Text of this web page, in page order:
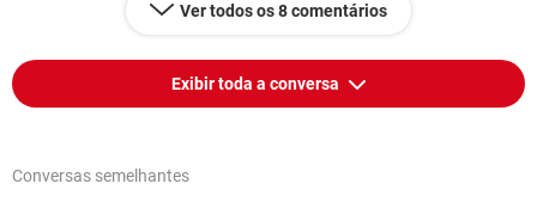
Ver todos os 8 comentários
Exibir toda a conversa
Conversas semelhantes